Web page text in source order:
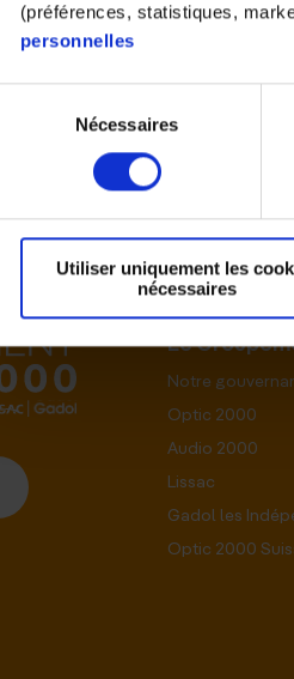
(préférences, statistiques,
personnelles
consentement
Nécessaires
Utiliser uniquement les
nécessaires
Le
Notre
Optic 2000
Audio 2000
Lissac
Gadol les
Optic 2000